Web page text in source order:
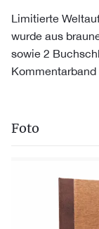
Limitierte
wurde aus
sowie 2
Kommentarband
Foto